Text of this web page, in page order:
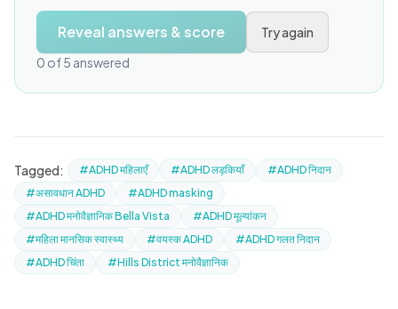
Reveal answers & score
Try again
0 of 5 answered
Tagged: #ADHD महिलाएँ #ADHD लड़कियाँ
#ADHD निदान
#असावधान ADHD
#ADHD masking
#ADHD मनोवैज्ञानिक Bella Vista
#ADHD मूल्यांकन
#महिला मानसिक स्वास्थ्य
#वयस्क ADHD
#ADHD गलत निदान
#ADHD चिंता
#Hills District मनोवैज्ञानिक